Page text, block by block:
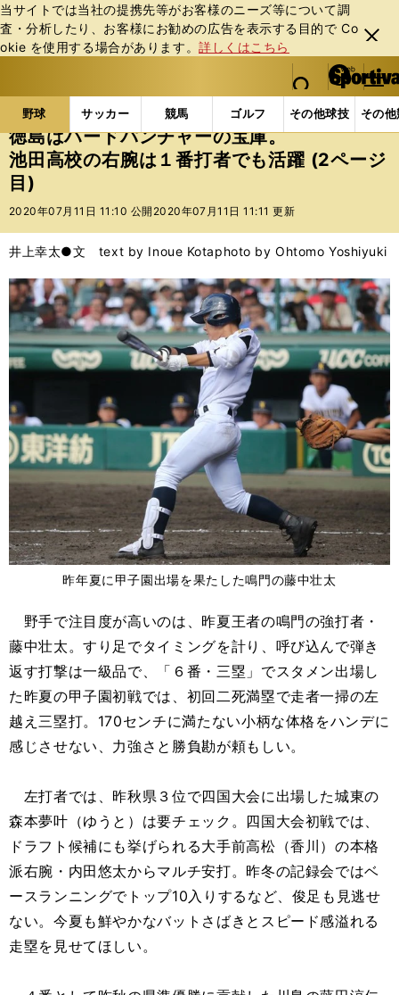
当サイトでは当社の提携先等がお客様のニーズ等について調
査・分析したり、お客様にお勧めの広告を表⽰する⽬的で Co
okie を使⽤する場合があります。詳しくはこちら
閉じ
る
web Sportiva (webスポルティーバ)
検索
マイペ
ー
ジ
メニュ
野球 サッカー 競馬 ゴルフ その他球技 その
b
ス
ポ
ル
テ
ー
バ
野球の記事一覧 高校野球他 徳島はハードパンチャ
徳島はハードパンチャーの宝庫。
池田高校の右腕は１番打者でも活躍 (2ページ
目)
2020年07月11日 11:10 公開 2020年07月11日 11:11 更新
井上幸太●文 text by Inoue Kotaphoto by Ohtomo Yoshiyuki
昨年夏に甲子園出場を果たした鳴門の藤中壮太
野手で注目度が高いのは、昨夏王者の鳴門の強打者・
藤中壮太。すり足でタイミングを計り、呼び込んで弾き
返す打撃は一級品で、「６番・三塁」でスタメン出場し
た昨夏の甲子園初戦では、初回二死満塁で走者一掃の左
越え三塁打。170センチに満たない小柄な体格をハンデに
感じさせない、力強さと勝負勘が頼もしい。
左打者では、昨秋県３位で四国大会に出場した城東の
森本夢叶（ゆうと）は要チェック。四国大会初戦では、
ドラフト候補にも挙げられる大手前高松（香川）の本格
派右腕・内田悠太からマルチ安打。昨冬の記録会ではベ
ースランニングでトップ10入りするなど、俊足も見逃せ
ない。今夏も鮮やかなバットさばきとスピード感溢れる
走塁を見せてほしい。